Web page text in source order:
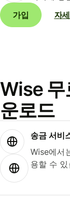
가입
자
Wise 무
운로드
송금 서비
Wise에서
용할 수